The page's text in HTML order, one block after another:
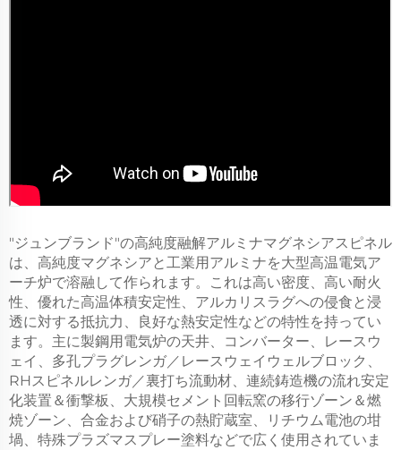
"ジュンブランド"の高純度融解アルミナマグネシアスピネル
は、高純度マグネシアと工業用アルミナを大型高温電気ア
ーチ炉で溶融して作られます。これは高い密度、高い耐火
性、優れた高温体積安定性、アルカリスラグへの侵食と浸
透に対する抵抗力、良好な熱安定性などの特性を持ってい
ます。主に製鋼用電気炉の天井、コンバーター、レースウ
ェイ、多孔プラグレンガ／レースウェイウェルブロック、
RHスピネルレンガ／裏打ち流動材、連続鋳造機の流れ安定
化装置＆衝撃板、大規模セメント回転窯の移行ゾーン＆燃
焼ゾーン、合金および硝子の熱貯蔵室、リチウム電池の坩
堝、特殊プラズマスプレー塗料などで広く使用されていま